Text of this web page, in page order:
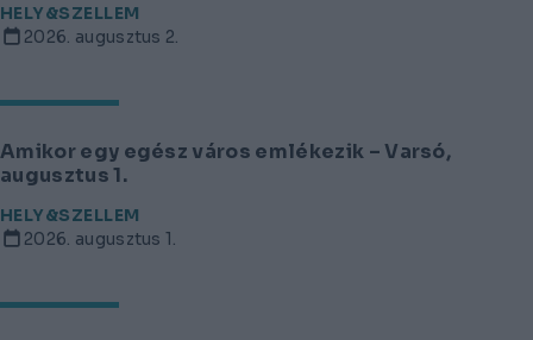
HELY&SZELLEM
2026. augusztus 2.
Amikor egy egész város emlékezik – Varsó,
augusztus 1.
HELY&SZELLEM
2026. augusztus 1.